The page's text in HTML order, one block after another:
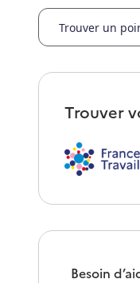
Trouver un
Trouver
Besoin